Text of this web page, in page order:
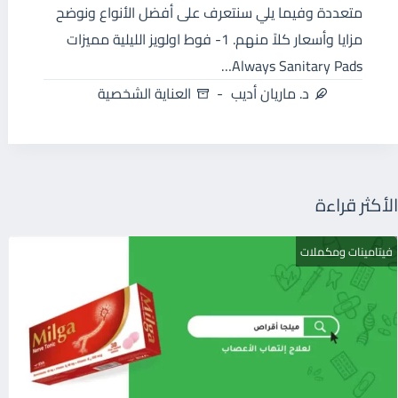
متعددة وفيما يلي سنتعرف على أفضل الأنواع ونوضح
مزايا وأسعار كلاً منهم. 1- فوط اولويز الليلية مميزات
Always Sanitary Pads…
د. ماريان أديب
العناية الشخصية
الأكثر قراءة
فيتامينات ومكملات